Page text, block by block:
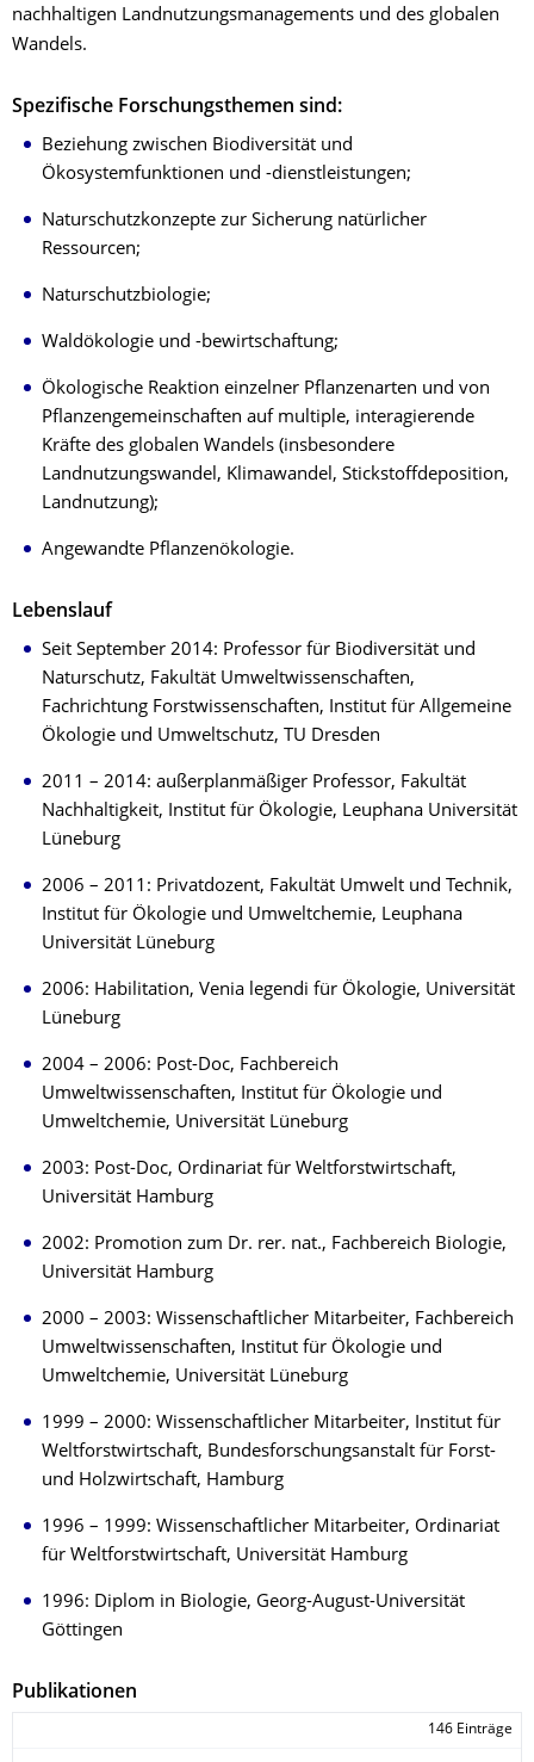
nachhaltigen Landnutzungsmanagements und des globalen
Wandels.
Spezifische Forschungsthemen sind:
Beziehung zwischen Biodiversität und
Ökosystemfunktionen und -dienstleistungen;
Naturschutzkonzepte zur Sicherung natürlicher
Ressourcen;
Naturschutzbiologie;
Waldökologie und -bewirtschaftung;
Ökologische Reaktion einzelner Pflanzenarten und von
Pflanzengemeinschaften auf multiple, interagierende
Kräfte des globalen Wandels (insbesondere
Landnutzungswandel, Klimawandel, Stickstoffdeposition,
Landnutzung);
Angewandte Pflanzenökologie.
Lebenslauf
Seit September 2014: Professor für Biodiversität und
Naturschutz, Fakultät Umweltwissenschaften,
Fachrichtung Forstwissenschaften, Institut für Allgemeine
Ökologie und Umweltschutz, TU Dresden
2011 – 2014: außerplanmäßiger Professor, Fakultät
Nachhaltigkeit, Institut für Ökologie, Leuphana Universität
Lüneburg
2006 – 2011: Privatdozent, Fakultät Umwelt und Technik,
Institut für Ökologie und Umweltchemie, Leuphana
Universität Lüneburg
2006: Habilitation, Venia legendi für Ökologie, Universität
Lüneburg
2004 – 2006: Post-Doc, Fachbereich
Umweltwissenschaften, Institut für Ökologie und
Umweltchemie, Universität Lüneburg
2003: Post-Doc, Ordinariat für Weltforstwirtschaft,
Universität Hamburg
2002: Promotion zum Dr. rer. nat., Fachbereich Biologie,
Universität Hamburg
2000 – 2003: Wissenschaftlicher Mitarbeiter, Fachbereich
Umweltwissenschaften, Institut für Ökologie und
Umweltchemie, Universität Lüneburg
1999 – 2000: Wissenschaftlicher Mitarbeiter, Institut für
Weltforstwirtschaft, Bundesforschungsanstalt für Forst-
und Holzwirtschaft, Hamburg
1996 – 1999: Wissenschaftlicher Mitarbeiter, Ordinariat
für Weltforstwirtschaft, Universität Hamburg
1996: Diplom in Biologie, Georg-August-Universität
Göttingen
Publikationen
146 Einträge